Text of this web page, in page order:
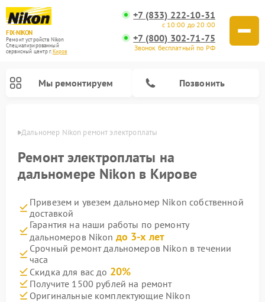
FIX-NIKON
Ремонт устройств Nikon
Специализированный
cервисный центр г.Киров
+7 (833) 222-10-31
с 10:00 до 20:00
+7 (800) 302-71-75
Звонок бесплатный по РФ
Мы ремонтируем Позвонить
Дальномер Nikon ремонт электроплаты
Ремонт электроплаты на
дальномере Nikon в Кирове
Привезем и увезем дальномер Nikon собственной
доставкой
Гарантия на наши работы по ремонту
дальномеров Nikon до 3-х лет
Срочный ремонт дальномеров Nikon в течении
часа
Скидка для вас до 20%
Получите 1500 рублей на ремонт
Оригинальные комплектующие Nikon